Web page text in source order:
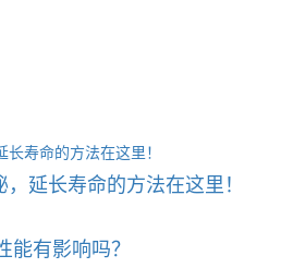
延长寿命的方法在这里！
有影响吗？